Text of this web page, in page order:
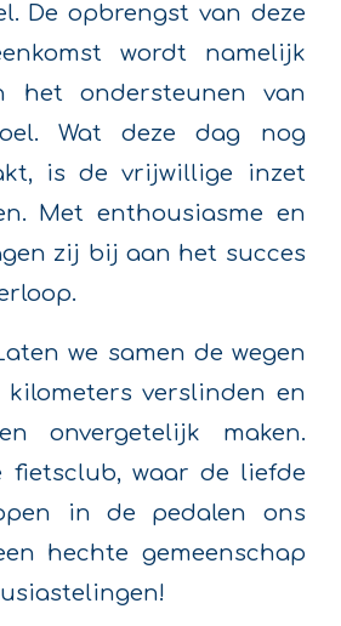
De opbrengst van deze
wordt namelijk
het ondersteunen van
Wat deze dag nog
is de vrijwillige inzet
Met enthousiasme en
zij bij aan het succes
we samen de wegen
kilometers verslinden en
onvergetelijk maken.
fietsclub, waar de liefde
in de pedalen ons
hechte gemeenschap